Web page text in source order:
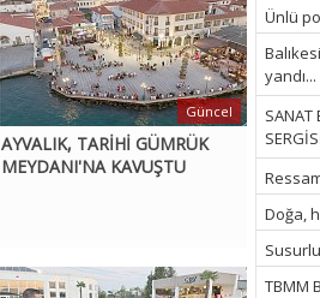
Ünlü
yandı...
SANAT
Doğa,
TBMM
AYVALIK, TARİHİ GÜMRÜK
MEYDANI'NA KAVUŞTU
Güncel